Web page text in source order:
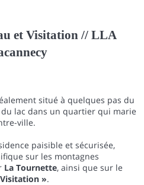
et Visitation // LLA
situé à quelques pas du
lac dans un quartier qui marie
ville.
paisible et sécurisée,
sur les montagnes
La Tournette, ainsi que sur le
».